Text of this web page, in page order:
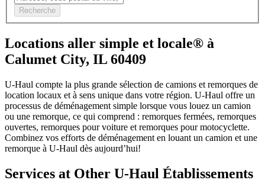
Recherche
Locations aller simple et locale® à
Calumet City, IL 60409
U-Haul compte la plus grande sélection de camions et remorques de
location locaux et à sens unique dans votre région. U-Haul offre un
processus de déménagement simple lorsque vous louez un camion
ou une remorque, ce qui comprend : remorques fermées, remorques
ouvertes, remorques pour voiture et remorques pour motocyclette.
Combinez vos efforts de déménagement en louant un camion et une
remorque à U-Haul dès aujourd’hui!
Services at Other U-Haul Établissements